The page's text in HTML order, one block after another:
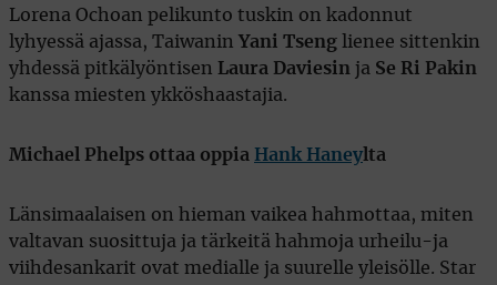
Lorena Ochoan pelikunto tuskin on kadonnut
lyhyessä ajassa, Taiwanin Yani Tseng lienee sittenkin
yhdessä pitkälyöntisen
Laura Daviesin ja Se Ri Pakin
kanssa miesten ykköshaastajia.
Michael Phelps ottaa oppia Hank Haneylta
Länsimaalaisen on hieman vaikea hahmottaa, miten
valtavan suosittuja ja tärkeitä hahmoja urheilu-ja
viihdesankarit ovat medialle ja suurelle yleisölle. Star